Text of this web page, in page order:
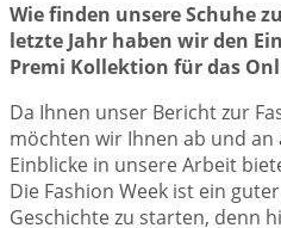
Wie finden unsere Schuhe
letzte Jahr haben wir den
Premi Kollektion für das
Da Ihnen unser Bericht zur
möchten wir Ihnen ab und
Einblicke in unsere Arbeit
Die Fashion Week ist ein
Geschichte zu starten, denn